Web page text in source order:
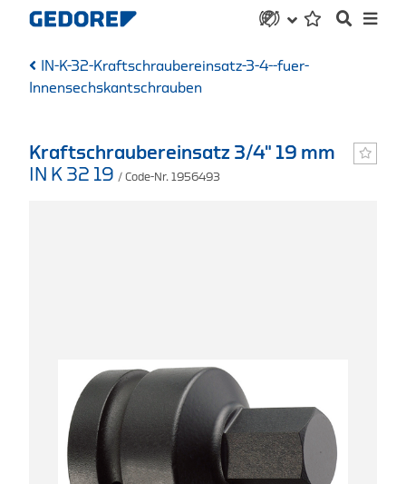
IN-K-32-Kraftschraubereinsatz-3-4--fuer-
Innensechskantschrauben
Kraftschraubereinsatz 3/4" 19 mm
IN K 32 19 / Code-Nr. 1956493